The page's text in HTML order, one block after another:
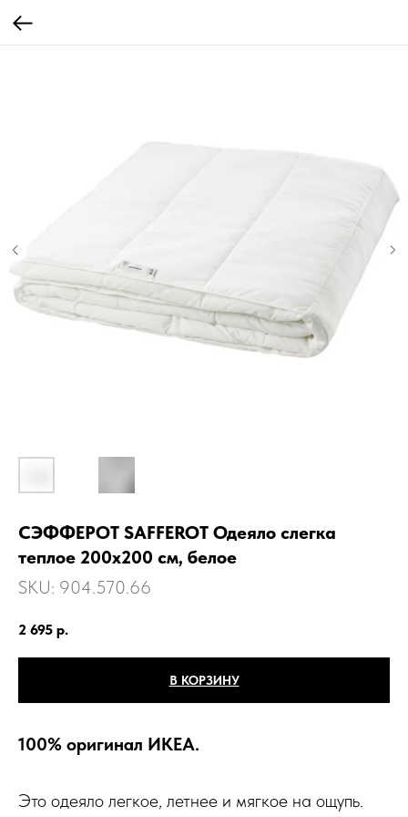
СЭФФЕРОТ SАFFEROT Одеяло слегка
теплое 200х200 см, белое
SKU: 904.570.66
2 695 р.
В КОРЗИНУ
100% оригинал ИКЕА.
Это одеяло легкое, летнее и мягкое на ощупь.